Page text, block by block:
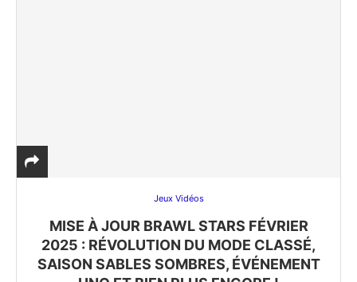
Jeux Vidéos
MISE À JOUR BRAWL STARS FÉVRIER
2025 : RÉVOLUTION DU MODE CLASSÉ,
SAISON SABLES SOMBRES, ÉVÉNEMENT